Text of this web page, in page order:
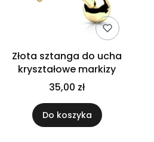
Złota sztanga do ucha
kryształowe markizy
35,00 zł
Do koszyka